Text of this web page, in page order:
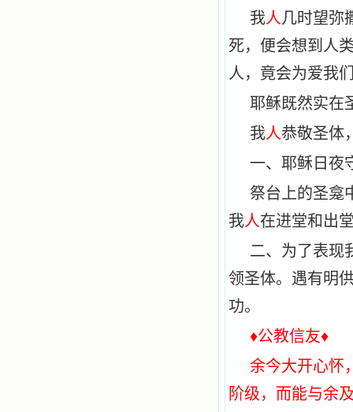
我人几时望弥
死，便会想到人
人，竟会为爱我
耶稣既然实在
我人恭敬圣体
一、耶稣日夜
祭台上的圣龛
我人在进堂和出
二、为了表现
领圣体。遇有明
功。
♦公教信友♦
余今大开心怀
阶级，而能与余